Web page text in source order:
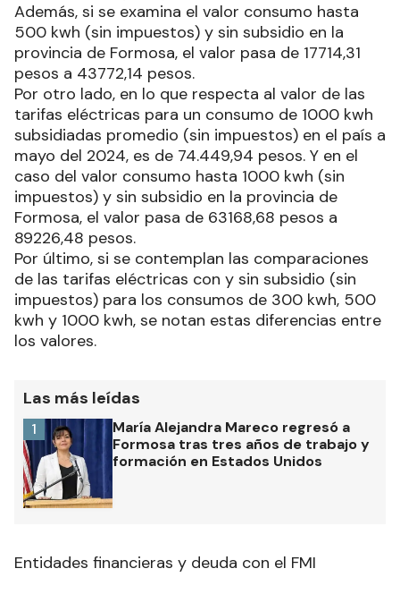
provincia de Formosa, el valor pasa de 17714,31
pesos a 43772,14 pesos.
Por otro lado, en lo que respecta al valor de las
tarifas eléctricas para un consumo de 1000 kwh
subsidiadas promedio (sin impuestos) en el país a
mayo del 2024, es de 74.449,94 pesos. Y en el
caso del valor consumo hasta 1000 kwh (sin
impuestos) y sin subsidio en la provincia de
Formosa, el valor pasa de 63168,68 pesos a
89226,48 pesos.
Por último, si se contemplan las comparaciones
de las tarifas eléctricas con y sin subsidio (sin
impuestos) para los consumos de 300 kwh, 500
kwh y 1000 kwh, se notan estas diferencias entre
los valores.
Las más leídas
Formosa tras tres años de trabajo y
Por otra parte, desde Politiké explicaron que, al